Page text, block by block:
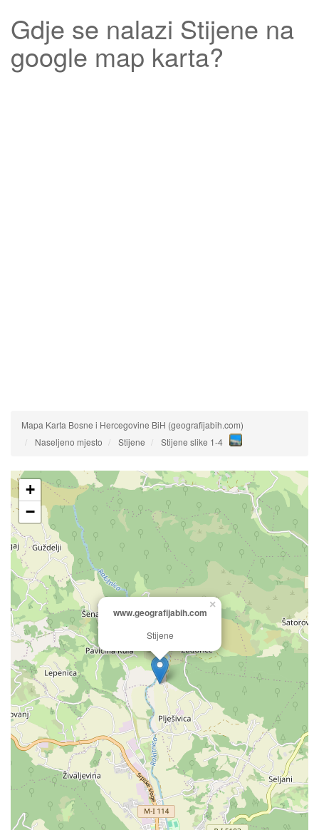
Gdje se nalazi Stijene na
google map karta?
Mapa Karta Bosne i Hercegovine BiH (geografijabih.com)
Naseljeno mjesto
Stijene Stijene slike 1-4
www.geografijabih.com
Stijene
×
+
−